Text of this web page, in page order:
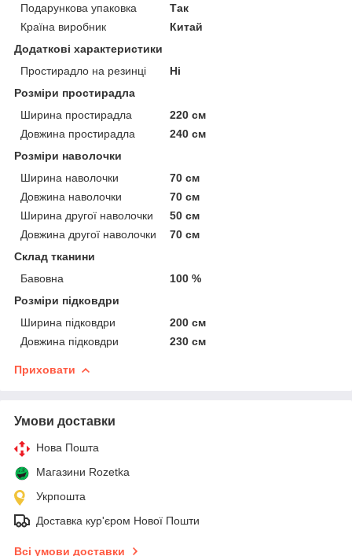
Подарункова упаковка
Так
Країна виробник
Китай
Додаткові характеристики
Простирадло на резинці
Ні
Розміри простирадла
Ширина простирадла
220 см
Довжина простирадла
240 см
Розміри наволочки
Ширина наволочки
70 см
Довжина наволочки
70 см
Ширина другої наволочки
50 см
Довжина другої наволочки
70 см
Склад тканини
Бавовна
100 %
Розміри підковдри
Ширина підковдри
200 см
Довжина підковдри
230 см
Приховати
Умови доставки
Нова Пошта
Магазини Rozetka
Укрпошта
Доставка кур'єром Нової Пошти
Всі умови доставки